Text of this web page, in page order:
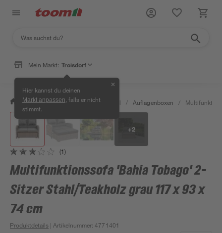
Mein Markt: Troisdorf
Hier kannst du deinen
Markt anpassen , falls er nicht
stimmt.
✕
/ Garten & Freizeit / Gartenmöbel / Auflagenboxen /
+2
(1)
Multifunktionssofa 'Bahia Tobago' 2-
Sitzer Stahl/Teakholz grau 117 x 93 x
74 cm
Produktdetails | Artikelnummer:4771401